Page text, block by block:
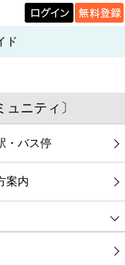
ド
ニティ〕
・バス停
案内